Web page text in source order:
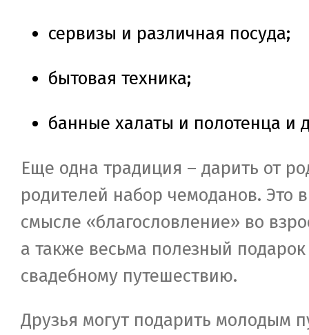
сервизы и различная посуда;
бытовая техника;
банные халаты и полотенца и
Еще одна традиция – дарить от
родителей набор чемоданов. Это
смысле «благословление» во
а также весьма полезный подарок
свадебному путешествию.
Друзья могут подарить молодым